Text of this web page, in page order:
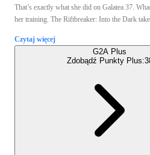
That’s exactly what she did on Galatea 37.
her training. The Riftbreaker: Into the Dark
Czytaj więcej
G2A Plus
Zdobądź Punkty Plus: